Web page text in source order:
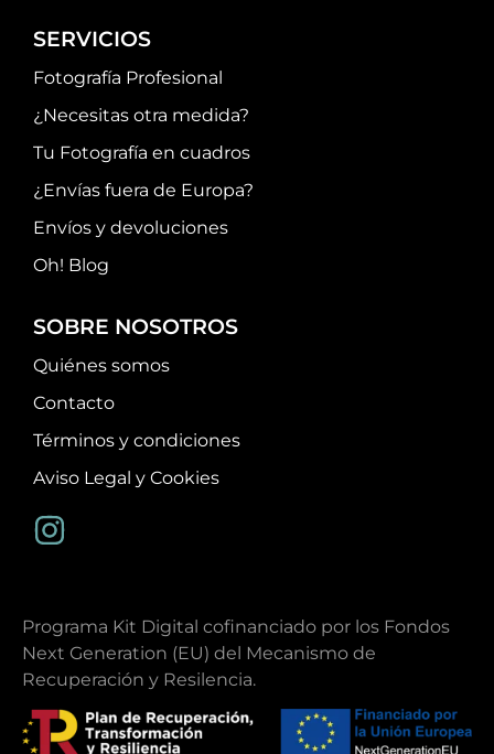
SERVICIOS
Fotografía Profesional
¿Necesitas otra medida?
Tu Fotografía en cuadros
¿Envías fuera de Europa?
Envíos y devoluciones
Oh! Blog
SOBRE NOSOTROS
Quiénes somos
Contacto
Términos y condiciones
Aviso Legal y Cookies
Programa Kit Digital cofinanciado por los Fondos
Next Generation (EU) del Mecanismo de
Recuperación y Resilencia.